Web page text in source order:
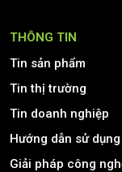
THÔNG TIN
Tin sản phẩm
Tin thị trường
Tin doanh nghiệp
Hướng dẫn sử dụng
Giải pháp công